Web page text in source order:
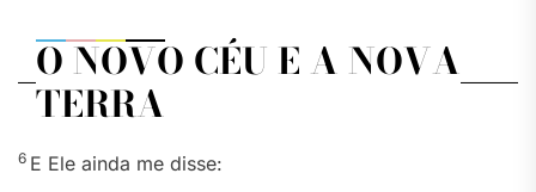
O NOVO CÉU E A NOVA
TERRA
6 E Ele ainda me disse: